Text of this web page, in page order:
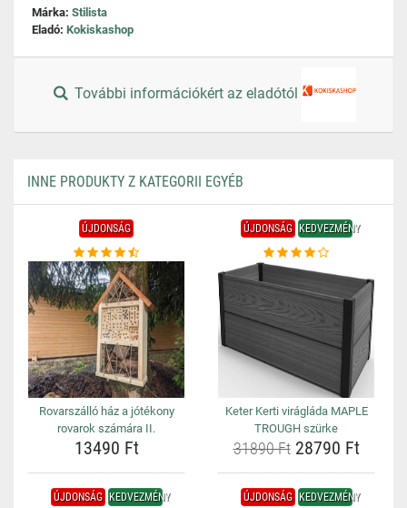
Márka: Stilista
Eladó: Kokiskashop
További információkért az eladótól
INNE PRODUKTY Z KATEGORII EGYÉB
ÚJDONSÁG
Rovarszálló ház a jótékony
rovarok számára II.
13490 Ft
ÚJDONSÁG KEDVEZMÉNY
Keter Kerti virágláda MAPLE
TROUGH szürke
31890 Ft28790 Ft
ÚJDONSÁG KEDVEZMÉNY ÚJDONSÁG KEDVEZMÉNY